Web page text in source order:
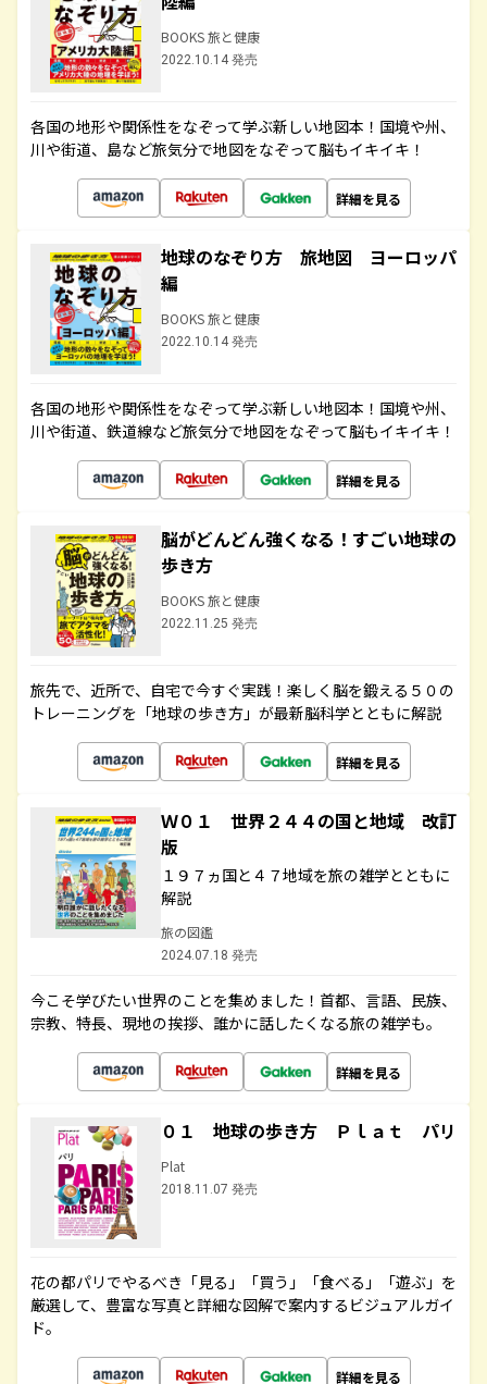
BOOKS 旅と健康
2022.10.14 発売
各国の地形や関係性をなぞって学ぶ新しい地図本！国境や州、
川や街道、島など旅気分で地図をなぞって脳もイキイキ！
詳細を見る
地球のなぞり方 旅地図 ヨーロッパ
編
BOOKS 旅と健康
2022.10.14 発売
各国の地形や関係性をなぞって学ぶ新しい地図本！国境や州、
川や街道、鉄道線など旅気分で地図をなぞって脳もイキイキ！
詳細を見る
脳がどんどん強くなる！すごい地球の
歩き方
BOOKS 旅と健康
2022.11.25 発売
旅先で、近所で、自宅で今すぐ実践！楽しく脳を鍛える５０の
トレーニングを「地球の歩き方」が最新脳科学とともに解説
詳細を見る
Ｗ０１ 世界２４４の国と地域 改訂
版
１９７ヵ国と４７地域を旅の雑学とともに
解説
旅の図鑑
2024.07.18 発売
今こそ学びたい世界のことを集めました！首都、言語、民族、
宗教、特長、現地の挨拶、誰かに話したくなる旅の雑学も。
詳細を見る
０１ 地球の歩き方 Ｐｌａｔ パリ
Plat
2018.11.07 発売
花の都パリでやるべき「見る」「買う」「食べる」「遊ぶ」を
厳選して、豊富な写真と詳細な図解で案内するビジュアルガイ
ド。
詳細を見る